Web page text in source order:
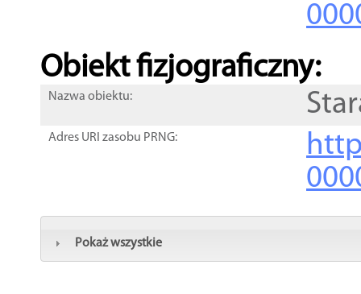
Obiekt fizjograficzny:
Nazwa obiektu:
Adres URI zasobu PRNG:
Pokaż wszystkie